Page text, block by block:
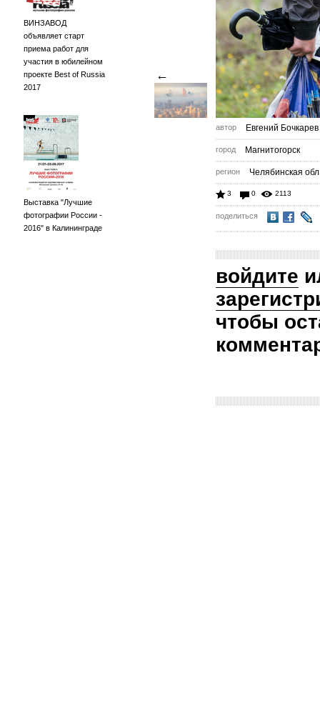
ВИНЗАВОД
объявляет старт
приема работ для
участия в юбилейном
проекте Best of Russia
2017
Выставка "Лучшие
фотографии России -
2016" в Калининграде
←
автор Евгений Бочкарев
город Магнитогорск
регион Челябинская
3 0 2113
поделиться
войдите
чтобы